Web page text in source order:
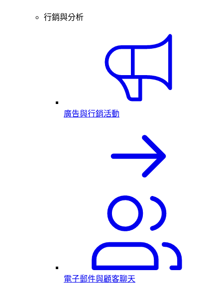
行銷與分析
廣告與行銷活動
電子郵件與顧客聊天